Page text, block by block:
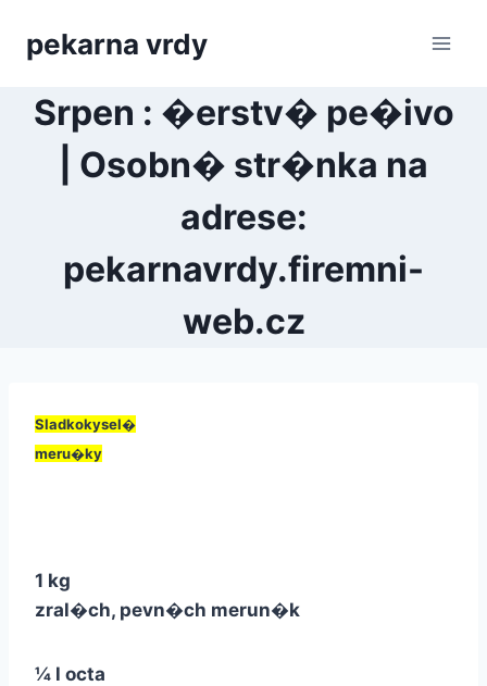
pekarna vrdy
Srpen : �erstv� pe�ivo
| Osobn� str�nka na
adrese:
pekarnavrdy.firemni-
web.cz
Sladkokysel�
meru�ky
1 kg
zral�ch, pevn�ch merun�k
¼ l octa